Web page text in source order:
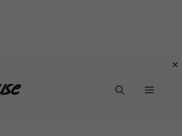
Menu